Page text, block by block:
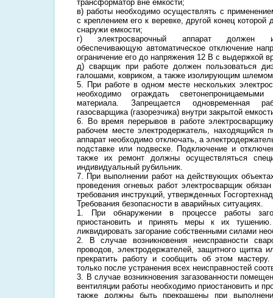
трансформатор вне емкости;
в) работы необходимо осуществлять с
с креплением его к веревке, другой конец
снаружи емкости;
г) электросварочный аппарат должен
обеспечивающую автоматическое отключение
ограничение его до напряжения 12 В с выдержкой
д) сварщик при работе должен пользоваться
галошами, ковриком, а также изолирующим
5. При работе в одном месте нескольких
необходимо ограждать
материала. Запрещается одновременная
газосварщика (газорезчика) внутри закрытой
6. Во время перерывов в работе
рабочем месте электродержатель, находящийся
аппарат необходимо отключать, а
подставке или подвеске. Подключение и
также их ремонт должны осуществляться
индивидуальный рубильник.
7. При выполнении работ на действующих
проведения огневых работ электросварщик
требования инструкций, утвержденных
Требования безопасности в аварийных ситуациях.
1. При обнаружении в процессе работы
приостановить и принять меры к их
ликвидировать загорание собственными силами
2. В случае возникновения неисправности
проводов, электродержателей, защитного щитка
прекратить работу и сообщить об этом
только после устранения всех неисправностей
3. В случае возникновения загазованности
вентиляции работы необходимо приостановить и
также должны быть прекращены при